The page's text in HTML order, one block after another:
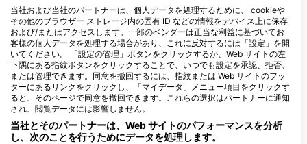
GET WET, Get Wet Waikato
Dive
451 TE RAPA ROAD, 3200
HAMILTON, ニュージーランド
Performance Diver
74 Barrys Point Road, 0622
当社および当社のパートナーは、個人データを処理するために、 cookieや
その他のブラウザー ストレージ内の固有 ID などの情報をデバイス上に保存
および/またはアクセスします。一部のベンダーは正当な利益に基づいてお
客様の個人データを処理する場合があり、これに反対するには「設定」を開
いてください。 「設定の管理」ボタンをクリックするか、Web サイトの左
下隅にある指紋ボタンをクリックすることで、いつでも設定を承認、拒否、
または管理できます。同意を撤回するには、指紋または Web サイトのフッ
ターにあるリンクをクリックし、「マイデータ」メニュー項目をクリックす
ると、そのページで同意を撤回できます。これらの選択はパートナーに通知
され、閲覧データには影響しません。
当社とそのパートナーは、Web サイトのパフォーマンスを分析
し、次のことを行うためにデータを処理します。